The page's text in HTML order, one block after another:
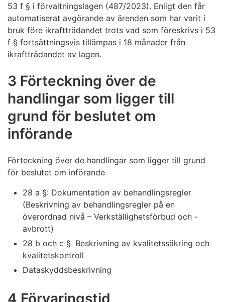
53 f § i förvaltningslagen (487/2023). Enligt den får
automatiserat avgörande av ärenden som har varit i
bruk före ikraftträdandet trots vad som föreskrivs i 53
f § fortsättningsvis tillämpas i 18 månader från
ikraftträdandet av lagen.
3 Förteckning över de
handlingar som ligger till
grund för beslutet om
införande
Förteckning över de handlingar som ligger till grund
för beslutet om införande
28 a §: Dokumentation av behandlingsregler
(Beskrivning av behandlingsregler på en
överordnad nivå – Verkställighetsförbud och -
avbrott)
28 b och c §: Beskrivning av kvalitetssäkring och
kvalitetskontroll
Dataskyddsbeskrivning
4 Förvaringstid